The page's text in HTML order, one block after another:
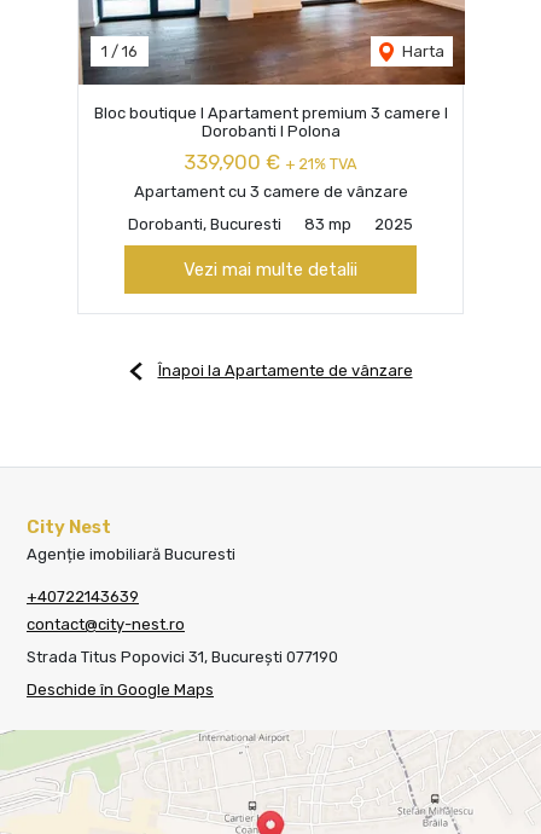
1 / 16 Harta
Bloc boutique I Apartament premium 3 camere I
Dorobanti I Polona
339,900 € + 21% TVA
Apartament cu 3 camere de vânzare
Dorobanti, Bucuresti
83 mp 2025
Vezi mai multe detalii
Înapoi la Apartamente de vânzare
City Nest
Agenție imobiliară Bucuresti
+40722143639
contact@city-nest.ro
Strada Titus Popovici 31, București 077190
Deschide în Google Maps